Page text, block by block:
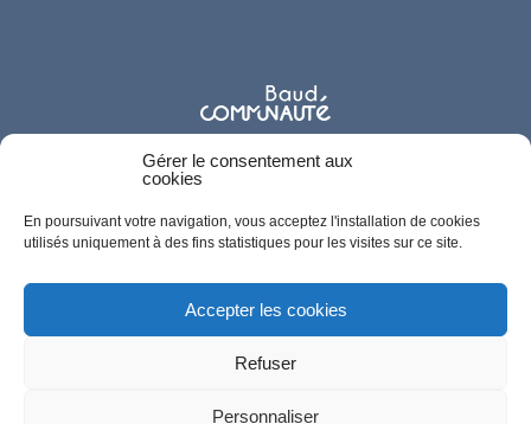
Gérer le consentement aux
cookies
En poursuivant votre navigation, vous acceptez l'installation de cookies
utilisés uniquement à des fins statistiques pour les visites sur ce site.
Accepter les cookies
Refuser
Personnaliser